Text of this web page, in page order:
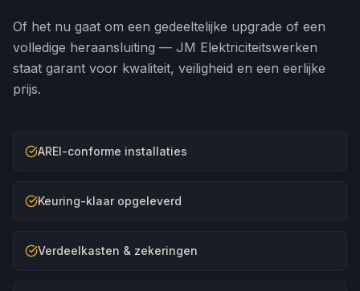
Of het nu gaat om een gedeeltelijke upgrade of een
volledige heraansluiting — JM Elektriciteitswerken
staat garant voor kwaliteit, veiligheid en een eerlijke
prijs.
AREI-conforme installaties
Keuring-klaar opgeleverd
Verdeelkasten & zekeringen